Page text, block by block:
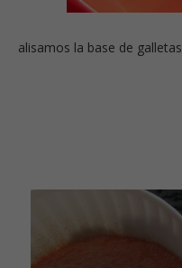
alisamos la base de galletas